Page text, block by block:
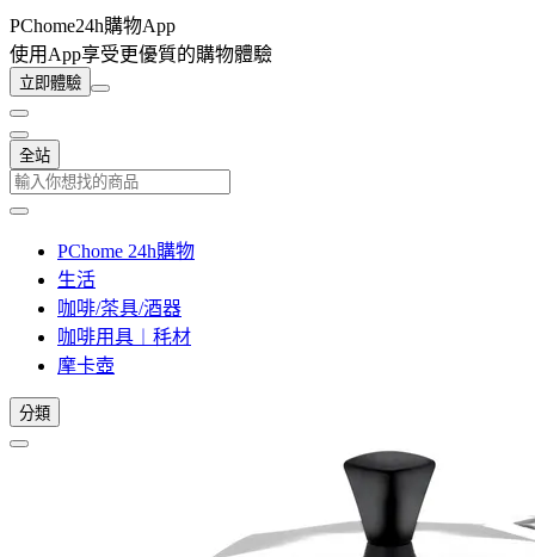
PChome24h購物App
使用App享受更優質的購物體驗
立即體驗
全站
PChome 24h購物
生活
咖啡/茶具/酒器
咖啡用具︱秏材
摩卡壺
分類